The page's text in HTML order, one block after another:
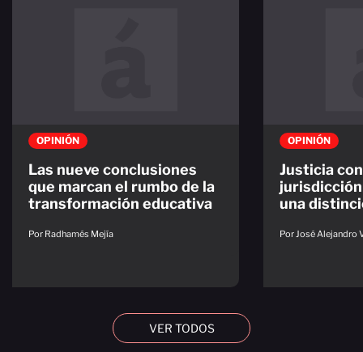
OPINIÓN
Las nueve conclusiones
que marcan el rumbo de la
transformación educativa
Por Radhamés Mejía
OPINIÓN
Justicia
una
Por José Alejandro
VER TODOS